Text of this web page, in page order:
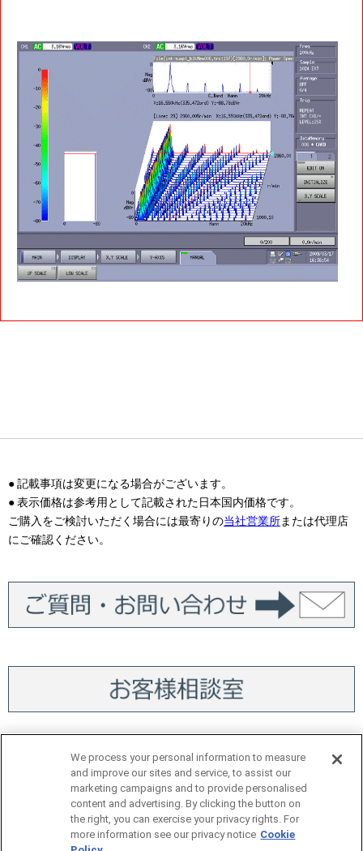
● 記載事項は変更になる場合がございます。
● 表示価格は参考用として記載された日本国内価格です。
ご購入をご検討いただく場合には最寄りの当社営業所または代理店
にご確認ください。
サイトマップ
We process your personal information to measure
and improve our sites and service, to assist our
marketing campaigns and to provide personalised
content and advertising. By clicking the button on
the right, you can exercise your privacy rights. For
more information see our privacy notice Cookie